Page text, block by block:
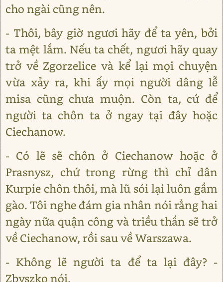
cho ngài cũng nên.
- Thôi, bây giờ ngươi hãy để ta yên, bởi
ta mệt lắm. Nếu ta chết, ngươi hãy quay
trở về Zgorzelice và kể lại mọi chuyện
vừa xảy ra, khi ấy mọi người dâng lễ
misa cũng chưa muộn. Còn ta, cứ để
người ta chôn ta ở ngay tại đây hoặc
Ciechanow.
- Có lẽ sẽ chôn ở Ciechanow hoặc ở
Prasnysz, chứ trong rừng thì chỉ dân
Kurpie chôn thôi, mà lũ sói lại luôn gầm
gào. Tôi nghe đám gia nhân nói rằng hai
ngày nữa quận công và triều thần sẽ trở
về Ciechanow, rồi sau về Warszawa.
- Không lẽ người ta để ta lại đây? -
Zbyszko nói.